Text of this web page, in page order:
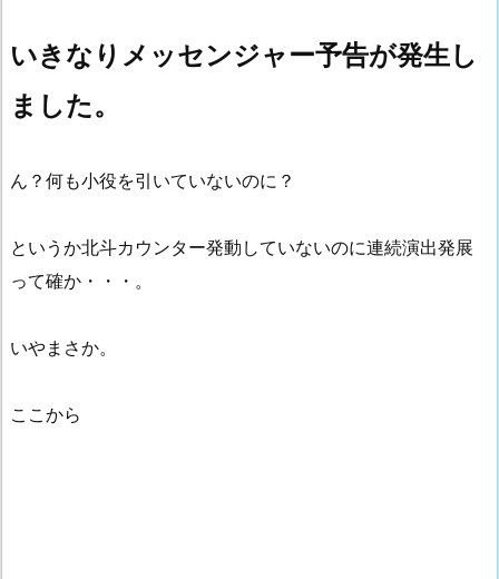
いきなりメッセンジャー予告が発生し
ました。
ん？何も小役を引いていないのに？
というか北斗カウンター発動していないのに連続演出発展
って確か・・・。
いやまさか。
ここから